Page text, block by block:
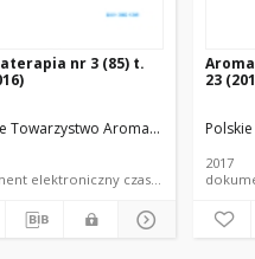
nr 3 (85) t.
Towarzystwo Aromaterapeutyczne
dokument elektroniczny czasopismo
23
2017